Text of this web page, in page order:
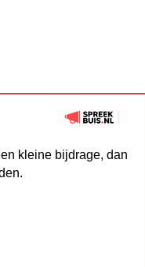
kleine bijdrage, dan